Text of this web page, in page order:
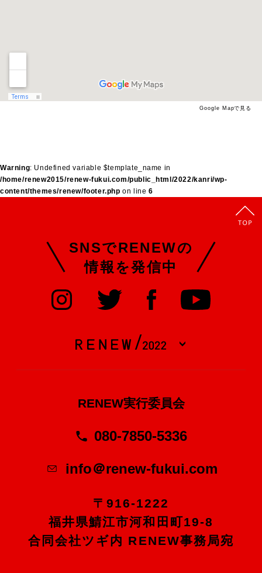
Google Mapで見る
Warning: Undefined variable $template_name in
/home/renew2015/renew-fukui.com/public_html/2022/kanri/wp-
content/themes/renew/footer.php on line 6
SNSでRENEWの
情報を発信中
RENEW実行委員会
080-7850-5336
info＠renew-fukui.com
〒916-1222
福井県鯖江市河和田町19-8
合同会社ツギ内 RENEW事務局宛